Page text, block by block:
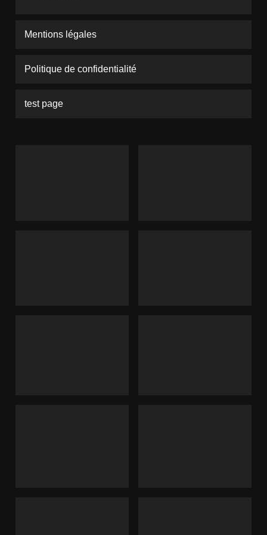
Mentions légales
Politique de confidentialité
test page